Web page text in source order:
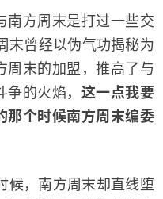
方周末是打过一些交
末曾经以伪气功揭秘为
周末的加盟，推高了与
的火焰， 这一点我要
那个时候南方周末编委
，南方周末却直线堕